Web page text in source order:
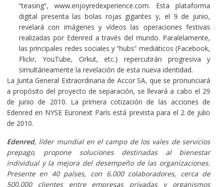
“teasing”, www.enjoyredexperience.com. Esta plataforma
digital presenta las bolas rojas gigantes y, el 9 de junio,
revelará con imágenes y vídeos las operaciones festivas
realizadas por Edenred a través del mundo. Paralelamente,
las principales redes sociales y “hubs” mediáticos (Facebook,
Flickr, YouTube, Orkut, etc.) repercutirán progresiva y
simultáneamente la revelación de esta nueva identidad.
La Junta General Extraordinaria de Accor SA, que se pronunciará
a propósito del proyecto de separación, se llevará a cabo el 29
de junio de 2010. La primera cotización de las acciones de
Edenred en NYSE Euronext París está prevista para el 2 de julio
de 2010.
Edenred, líder mundial en el campo de los vales de servicios
prepago, propone soluciones destinadas al bienestar
individual y la mejora del desempeño de las organizaciones.
Presente en 40 países, con 6.000 colaboradores, cerca de
500.000 clientes entre empresas privadas y organismos